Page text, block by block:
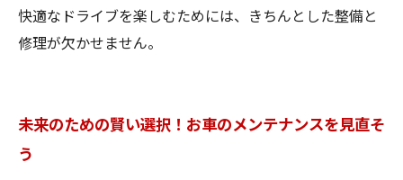
快適なドライブを楽しむためには、きちんとした整備と
修理が欠かせません。
未来のための賢い選択！お車のメンテナンスを見直そ
う